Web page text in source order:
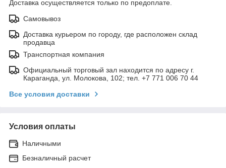
Доставка осуществляется только по предоплате.
Самовывоз
Доставка курьером по городу, где расположен склад
продавца
Транспортная компания
Официальный торговый зал находится по адресу г.
Караганда, ул. Молокова, 102; тел. +7 771 006 70 44
Все условия доставки
Условия оплаты
Наличными
Безналичный расчет